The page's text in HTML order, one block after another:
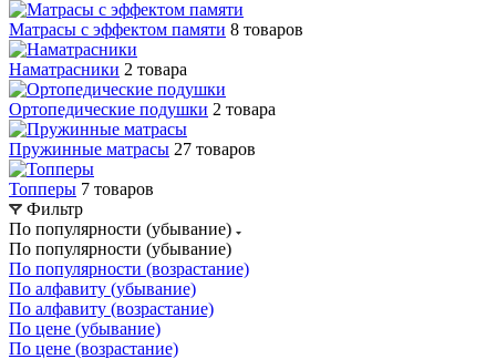
Матрасы с эффектом памяти 8 товаров
Наматрасники 2 товара
Ортопедические подушки 2 товара
Пружинные матрасы 27 товаров
Топперы 7 товаров
Фильтр
По популярности (убывание)
По популярности (убывание)
По популярности (возрастание)
По алфавиту (убывание)
По алфавиту (возрастание)
По цене (убывание)
По цене (возрастание)